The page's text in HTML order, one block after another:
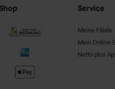
Service
Meine Filiale
Mein Online-
Netto plus